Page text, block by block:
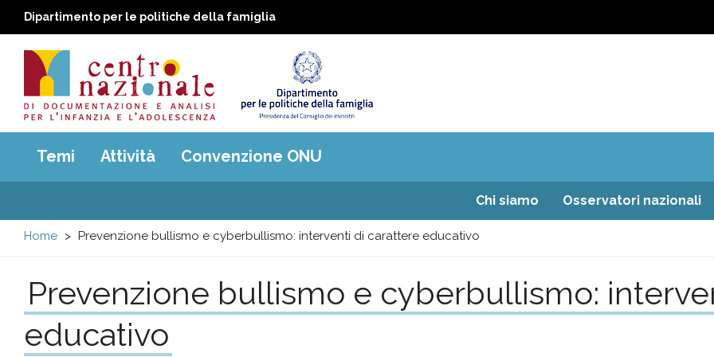
Dipartimento per le politiche della famiglia
Centro
nazionale
di
e
analisi
Main
menu
Temi Attività Convenzione ONU
Chi siamo Osservatori nazionali
Home Prevenzione bullismo e cyberbullismo: interventi di carattere educativo
Prevenzione bullismo e cyberbullismo:
educativo